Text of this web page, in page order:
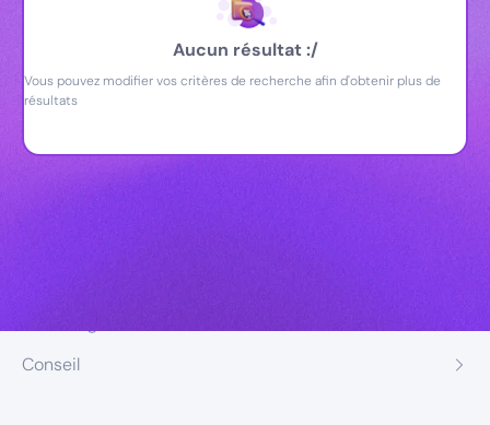
Aucun résultat :/
Vous pouvez modifier vos critères de recherche afin d'obtenir plus de
résultats
Conseil